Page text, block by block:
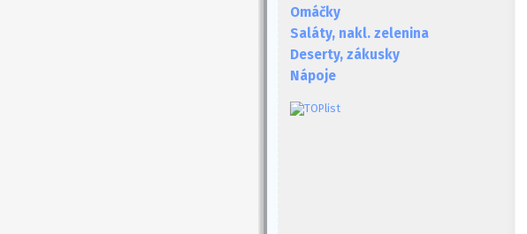
Omáčky
Saláty, nakl. zelenina
Deserty, zákusky
Nápoje